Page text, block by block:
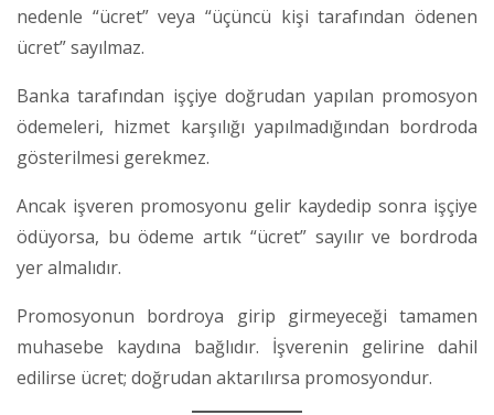
nedenle “ücret” veya “üçüncü kişi tarafından ödenen
ücret” sayılmaz.
Banka tarafından işçiye doğrudan yapılan promosyon
ödemeleri, hizmet karşılığı yapılmadığından bordroda
gösterilmesi gerekmez.
Ancak işveren promosyonu gelir kaydedip sonra işçiye
ödüyorsa, bu ödeme artık “ücret” sayılır ve bordroda
yer almalıdır.
Promosyonun bordroya girip girmeyeceği tamamen
muhasebe kaydına bağlıdır. İşverenin gelirine dahil
edilirse ücret; doğrudan aktarılırsa promosyondur.